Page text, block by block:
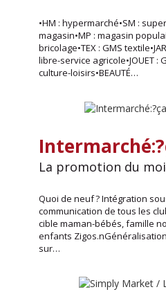
•HM : hypermarché•SM :
magasin•MP : magasin
bricolage•TEX : GMS
libre-service agricole•JOUET :
culture-loisirs•BEAUTÉ…
La promotion du
Quoi de neuf ? Intégration
communication de tous les
cible maman-bébés, famille
enfants
sur…